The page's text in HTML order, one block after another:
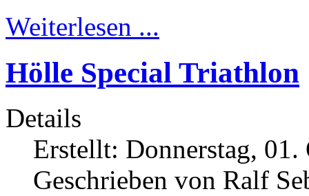
Weiterlesen ...
Hölle Special Triathlon
Details
Erstellt: Donnerstag,
Geschrieben von Ralf